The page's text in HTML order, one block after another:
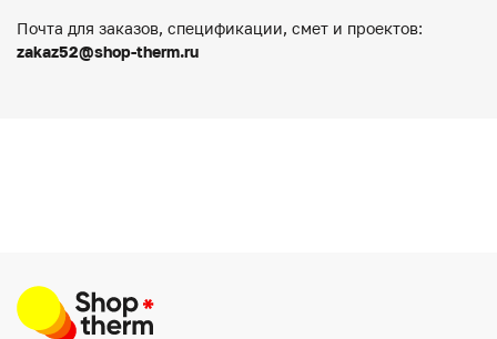
Почта для заказов, спецификации, смет и проектов:
zakaz52@shop-therm.ru